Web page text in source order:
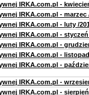
IRKA.com.pl -
IRKA.com.pl - marzec
IRKA.com.pl - luty /
IRKA.com.pl - styczeń
IRKA.com.pl -
IRKA.com.pl - listopad
IRKA.com.pl -
IRKA.com.pl -
IRKA.com.pl - sierpień